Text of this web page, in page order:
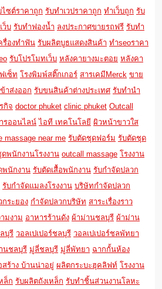
ไซต์ราคาถูก รับทำเวปราคาถูก ทำเว็บถูก รับ
ว็บ รับทำฟองน้ำ ลงประกาศขายรถฟรี รับทำ
รื่องทำฟัน รับผลิตบูธแสดงสินค้า ทำseoราคา
รับโปรโมทเว็บ หลังคายางมะตอย หลังคา
เซ็ท โรงพิมพ์สติ๊กเกอร์ สารเคมีMerck ขาย
าส่งออก รับขนสินค้าต่างประเทศ รับทำนำ
กิจ doctor phuket clinic phuket Outcall
รออนไลน์ ไอที เทคโนโลยี ผิวหน้าขาวใส
massage near me รับตัดชุดฟอร์ม รับตัดชุด
พนักงานโรงงาน outcall massage โรงงาน
นักงาน รับตัดเสื้อพนักงาน รับกำจัดปลวก
รับกำจัดแมลงโรงงาน บริษัทกำจัดปลวก
กระยอง กำจัดปลวกบริษัท สาระเรื่องราว
มงาม อาหารร้านดัง ผ้าม่านชลบุรี ผ้าม่าน
บุรี วอลเปเปอร์ชลบุรี วอลเปเปอร์ชลพัทยา
นชลบุรี มู่ลี่ชลบุรี มู่ลี่พัทยา ฉากกั้นห้อง
สร้าง บ้านน่าอยู่ ผลิตกระบะฮุคลิฟท์ โรงงาน
ล็ก รับผลิตถังเหล็ก รับทำชิ้นส่วนงานโลหะ